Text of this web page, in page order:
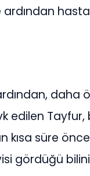
daha
edilen
kısa süre
gördüğü